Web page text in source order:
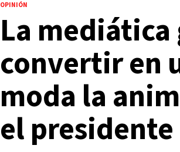
OPINIÓN
La
convertir en
moda la
el